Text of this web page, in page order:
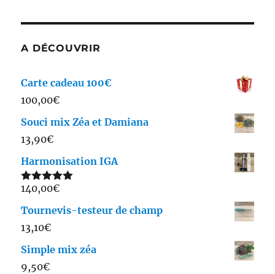
A DÉCOUVRIR
Carte cadeau 100€
100,00€
Souci mix Zéa et Damiana
13,90€
Harmonisation IGA
Note5.00
140,00€
Tournevis-testeur de champ
13,10€
Simple mix zéa
9,50€